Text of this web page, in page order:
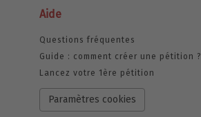
Aide
Questions fréquentes
Guide : comment créer une pétition ?
Lancez votre 1ère pétition
Paramètres cookies